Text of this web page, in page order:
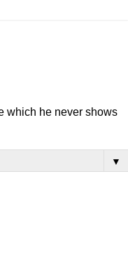
which he never shows
▼